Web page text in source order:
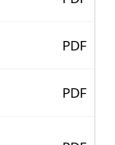
PDF
PDF